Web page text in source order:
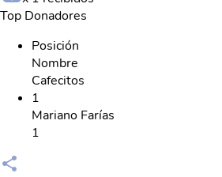
Top Donadores
Posición
Nombre
Cafecitos
1
Mariano Farías
1